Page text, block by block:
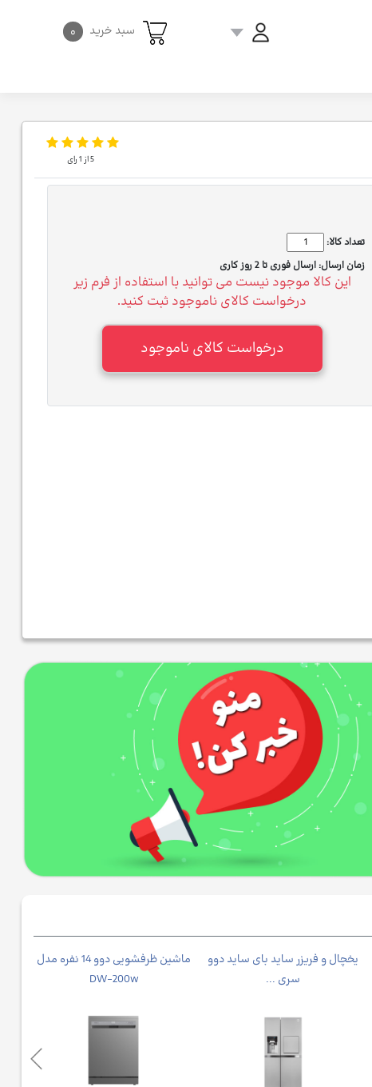
سبد خرید ۰
5از 1رای
تعداد کالا:
زمان ارسال: ارسال فوری تا 2 روز کاری
این کالا موجود نیست می توانید با استفاده از فرم زیر
درخواست کالای ناموجود ثبت کنید.
ماشین ظرفشویی دوو 14 نفره مدل
DW-200w
یخچال و فریزر ساید بای ساید دوو
سری ...